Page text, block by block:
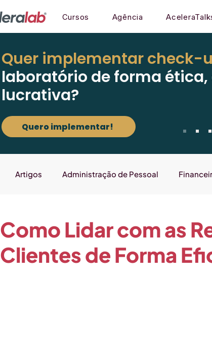
Cursos Agência
Quer implementar check-
laboratório de forma
lucrativa?
Quero implementar!
Artigos Administração de Pessoal
Paciente em Foco Qualidade Técnica
Como Lidar com as
Clientes de Forma